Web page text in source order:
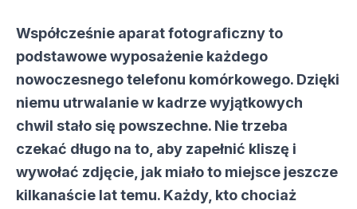
Współcześnie aparat fotograficzny to
podstawowe wyposażenie każdego
nowoczesnego telefonu komórkowego. Dzięki
niemu utrwalanie w kadrze wyjątkowych
chwil stało się powszechne. Nie trzeba
czekać długo na to, aby zapełnić kliszę i
wywołać zdjęcie, jak miało to miejsce jeszcze
kilkanaście lat temu. Każdy, kto chociaż